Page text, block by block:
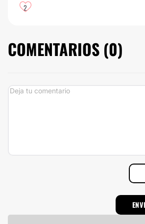
2
COMENTARIOS (0)